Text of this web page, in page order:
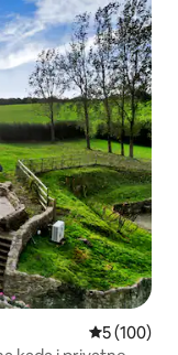
Prosečna
5 (100)